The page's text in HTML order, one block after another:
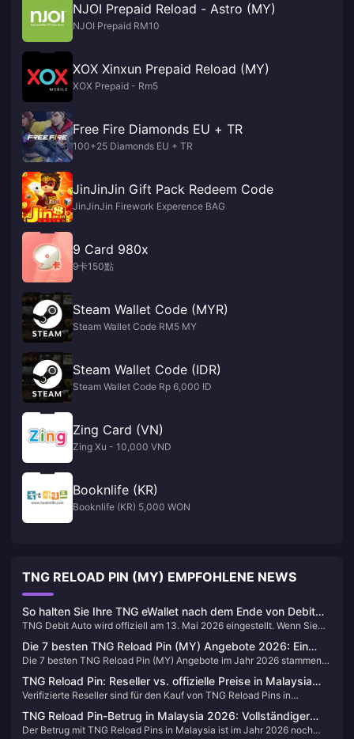
NJOI Prepaid Reload - Astro (MY)
NJOI Prepaid RM10
XOX Xinxun Prepaid Reload (MY)
XOX Prepaid - Rm5
Free Fire Diamonds EU + TR
100+25 Diamonds EU + TR
JinJinJin Gift Pack Redeem Code
JinJinJin Firework Experence BAG
9 Card 980x
9卡150點
Steam Wallet Code (MYR)
Steam Wallet Code RM5 MY
Steam Wallet Code (IDR)
Steam Wallet Code Rp 6,000 ID
Zing Card (VN)
Zing Xu - 10,000 VND
Booknlife (KR)
Booknlife (KR) 5,000 WON
TNG RELOAD PIN (MY) EMPFOHLENE NEWS
So halten Sie Ihre TNG eWallet nach dem Ende von Debit
Auto im Mai 2026 am Laufen – Der Leitfaden zum
Überleben mit Reload Pins
TNG Debit Auto wird offiziell am 13. Mai 2026 eingestellt. Wenn Sie
sich für automatische Aufladungen bei Maut, öffentlichen
Verkehrsmitteln oder Parkgebühren darauf verlassen, benötigen Sie
vor diesem Datum einen Ersatzplan. Die schnellste und zugänglichste
Alternative ist die TNG Reload Pin – ein 10-stelliger Code, den Sie bei
7-Eleven oder online kaufen, in unter 60 Sekunden einlösen können
und der selbst ohne Online-Banking oder verknüpftes Bankkonto
funktioniert. Dieser Leitfaden behandelt alle nach Mai 2026
verfügbaren Auflademethoden, bewertet sie nach ihrer
Die 7 besten TNG Reload Pin (MY) Angebote 2026: Ein
Leitfaden gegen Betrug
Die 7 besten TNG Reload Pin (MY) Angebote im Jahr 2026 stammen
Plattformen, autorisierten stationären Einzelhändlern und
bankgebundenen Aktionen. Der sicherste Weg, um sich vor Betrug zu
schützen: Kaufen Sie niemals bei nicht verifizierten Telegram-
Verkäufern oder Social-Media-Shops, die Preise anbieten, die mehr
als 10 % unter dem Nennwert liegen. Dieser Schwellenwert ist nicht
TNG Reload Pin: Reseller vs. offizielle Preise in Malaysia
2026 – Was ist wirklich sicher?
Verifizierte Reseller sind für den Kauf von TNG Reload Pins in
Rabattrahmens. Plattformen, die 3–6 % Rabatt auf den Nennwert
anbieten, arbeiten mit legitimen Margen aus dem Großeinkauf. Bei
TNG Reload Pin-Betrug in Malaysia 2026: Vollständiger
Leitfaden zum Schutz vor Betrug
Der Betrug mit TNG Reload Pins in Malaysia ist im Jahr 2026 noch